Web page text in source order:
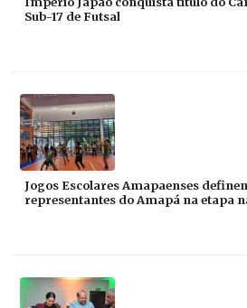
Sub-17 de Futsal
Jogos Escolares Amapaenses
representantes do Amapá na etapa